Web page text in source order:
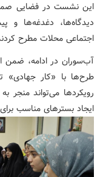
این نشست در فضایی
دیدگاه‌ها، دغدغه‌ها و
اجتماعی محلات مطرح
آب‌سوران در ادامه، ضمن
طرح‌ها با «کار جهادی»
رویکردها می‌تواند منجر
ایجاد بسترهای مناسب